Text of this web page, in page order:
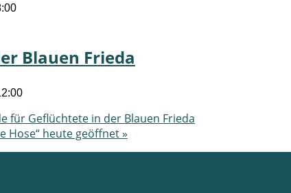
Blauen Frieda
für Geflüchtete in der Blauen Frieda
Hose“ heute geöffnet»